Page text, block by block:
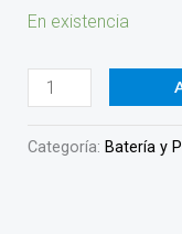
En existencia
cantidad
Categoría: Batería y